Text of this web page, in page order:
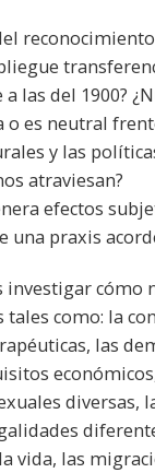
las del 1900?
o es neutral
y las
atraviesan?
efectos
una praxis
investigar cómo
tales como: la
las
diversas,
vida, las